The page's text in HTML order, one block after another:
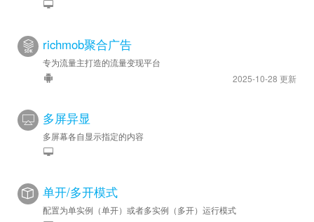
richmob聚合广告
专为流量主打造的流量变现平台
2025-10-28 更新
多屏异显
多屏幕各自显示指定的内容
单开/多开模式
配置为单实例（单开）或者多实例（多开）运行模式